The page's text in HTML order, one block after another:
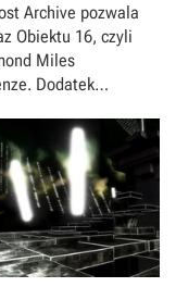
Archive pozwala
Obiektu 16, czyli
Miles
Dodatek
w
– z podstawowej
przełącza się na
wykorzystanie
do wyjścia.
współczesnych
fabularne.